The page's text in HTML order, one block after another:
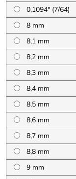
0,1094″ (7/64)
8 mm
8,1 mm
8,2 mm
8,3 mm
8,4 mm
8,5 mm
8,6 mm
8,7 mm
8,8 mm
9 mm